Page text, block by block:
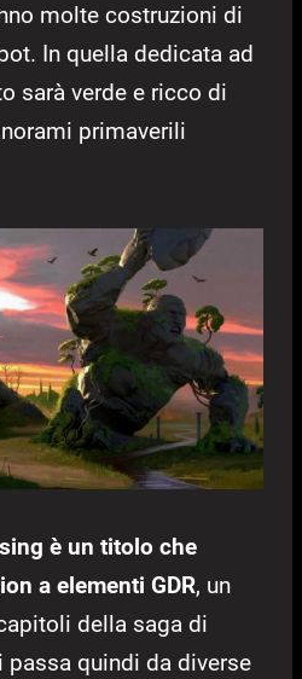
molte costruzioni di
In quella dedicata ad
sarà verde e ricco di
primaverili
è un titolo che
a elementi GDR, un
della saga di
passa quindi da diverse